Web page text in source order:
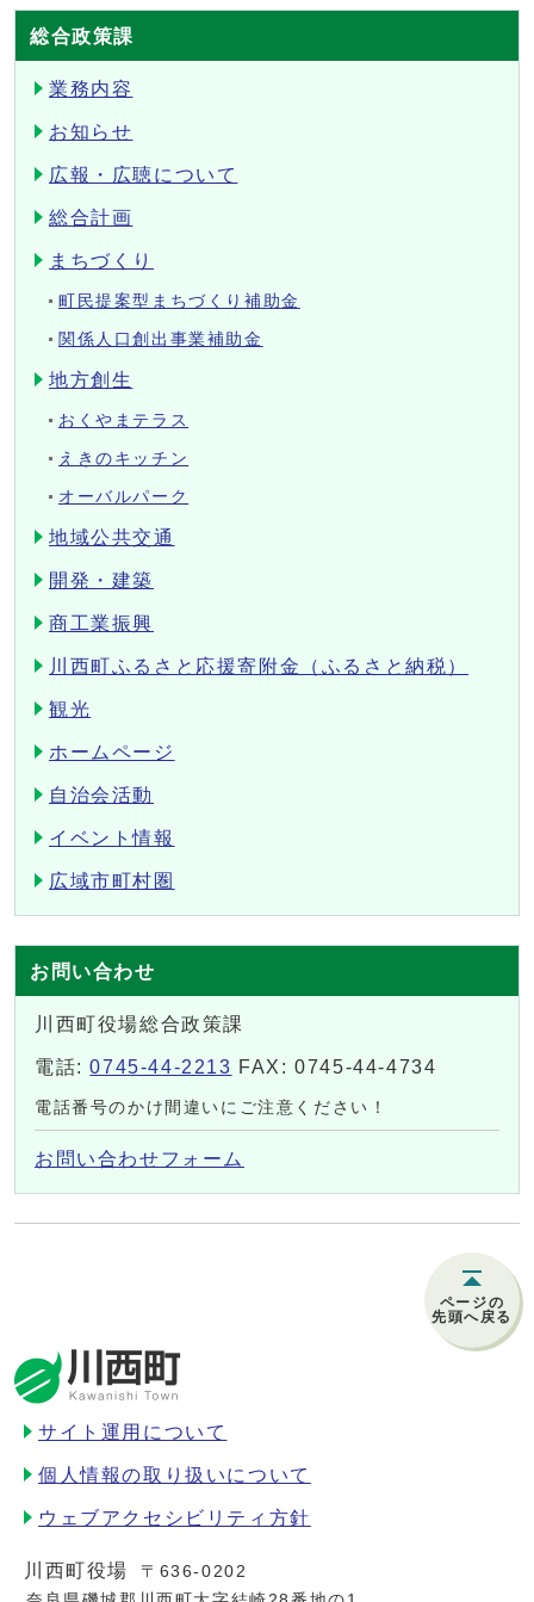
総合政策課
業務内容
お知らせ
広報・広聴について
総合計画
まちづくり
町民提案型まちづくり補助金
関係人口創出事業補助金
地方創生
おくやまテラス
えきのキッチン
オーバルパーク
地域公共交通
開発・建築
商工業振興
川西町ふるさと応援寄附金（ふるさと納税）
観光
ホームページ
自治会活動
イベント情報
広域市町村圏
お問い合わせ
川西町役場総合政策課
電話:0745-44-2213 FAX: 0745-44-4734
電話番号のかけ間違いにご注意ください！
お問い合わせフォーム
ページの
先頭へ戻る
サイト運用について
個人情報の取り扱いについて
ウェブアクセシビリティ方針
川西町役場
〒636-0202